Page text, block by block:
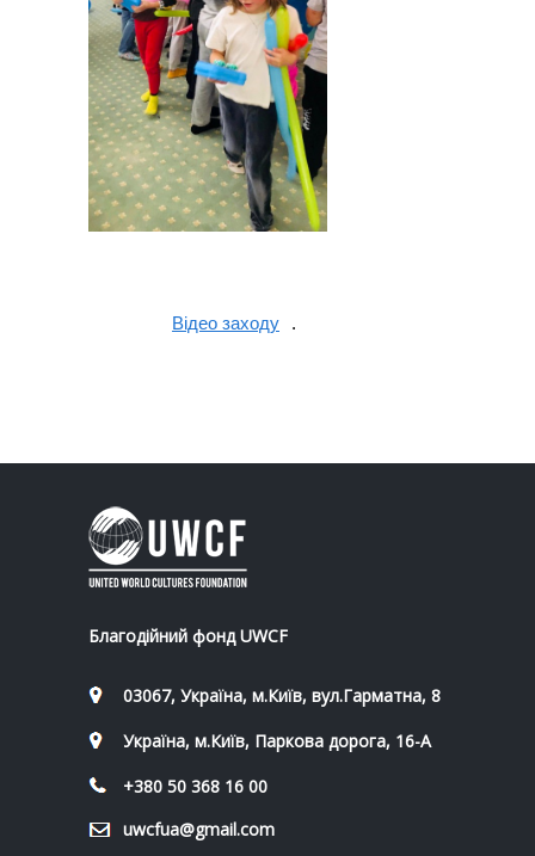
Відео заходу .
Благодійний фонд UWCF
03067, Україна, м.Київ, вул.Гарматна, 8
Україна, м.Київ, Паркова дорога, 16-А
+380 50 368 16 00
uwcfua@gmail.com